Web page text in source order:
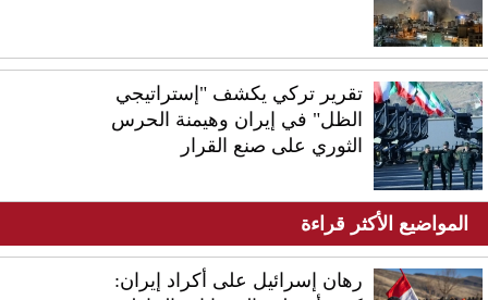
تقرير تركي يكشف "إستراتيجي
الظل" في إيران وهيمنة الحرس
الثوري على صنع القرار
المواضيع الأكثر قراءة
رهان إسرائيل على أكراد إيران: